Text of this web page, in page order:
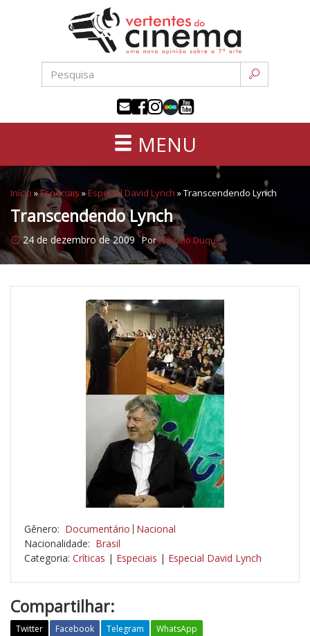
conteúdo
sétima
MENU
Início »Especiais» Especial David Lynch »Transcendendo Lynch
Transcendendo Lynch
24 de dezembro de 2009 PorFabricio Duque
Gênero: Documentário Nacional
Nacionalidade: Brasil
Categoria: Críticas | Especiais | Especial David Lynch
Compartilhar:
Twitter Facebook Telegram WhatsApp